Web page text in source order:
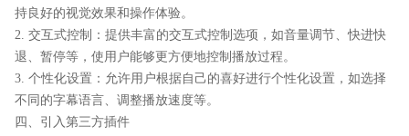
持良好的视觉效果和操作体验。
2. 交互式控制：提供丰富的交互式控制选项，如音量调节、快进快
退、暂停等，使用户能够更方便地控制播放过程。
3. 个性化设置：允许用户根据自己的喜好进行个性化设置，如选择
不同的字幕语言、调整播放速度等。
四、引入第三方插件